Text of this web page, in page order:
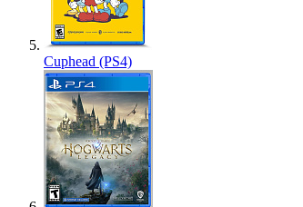
Cuphead (PS4)